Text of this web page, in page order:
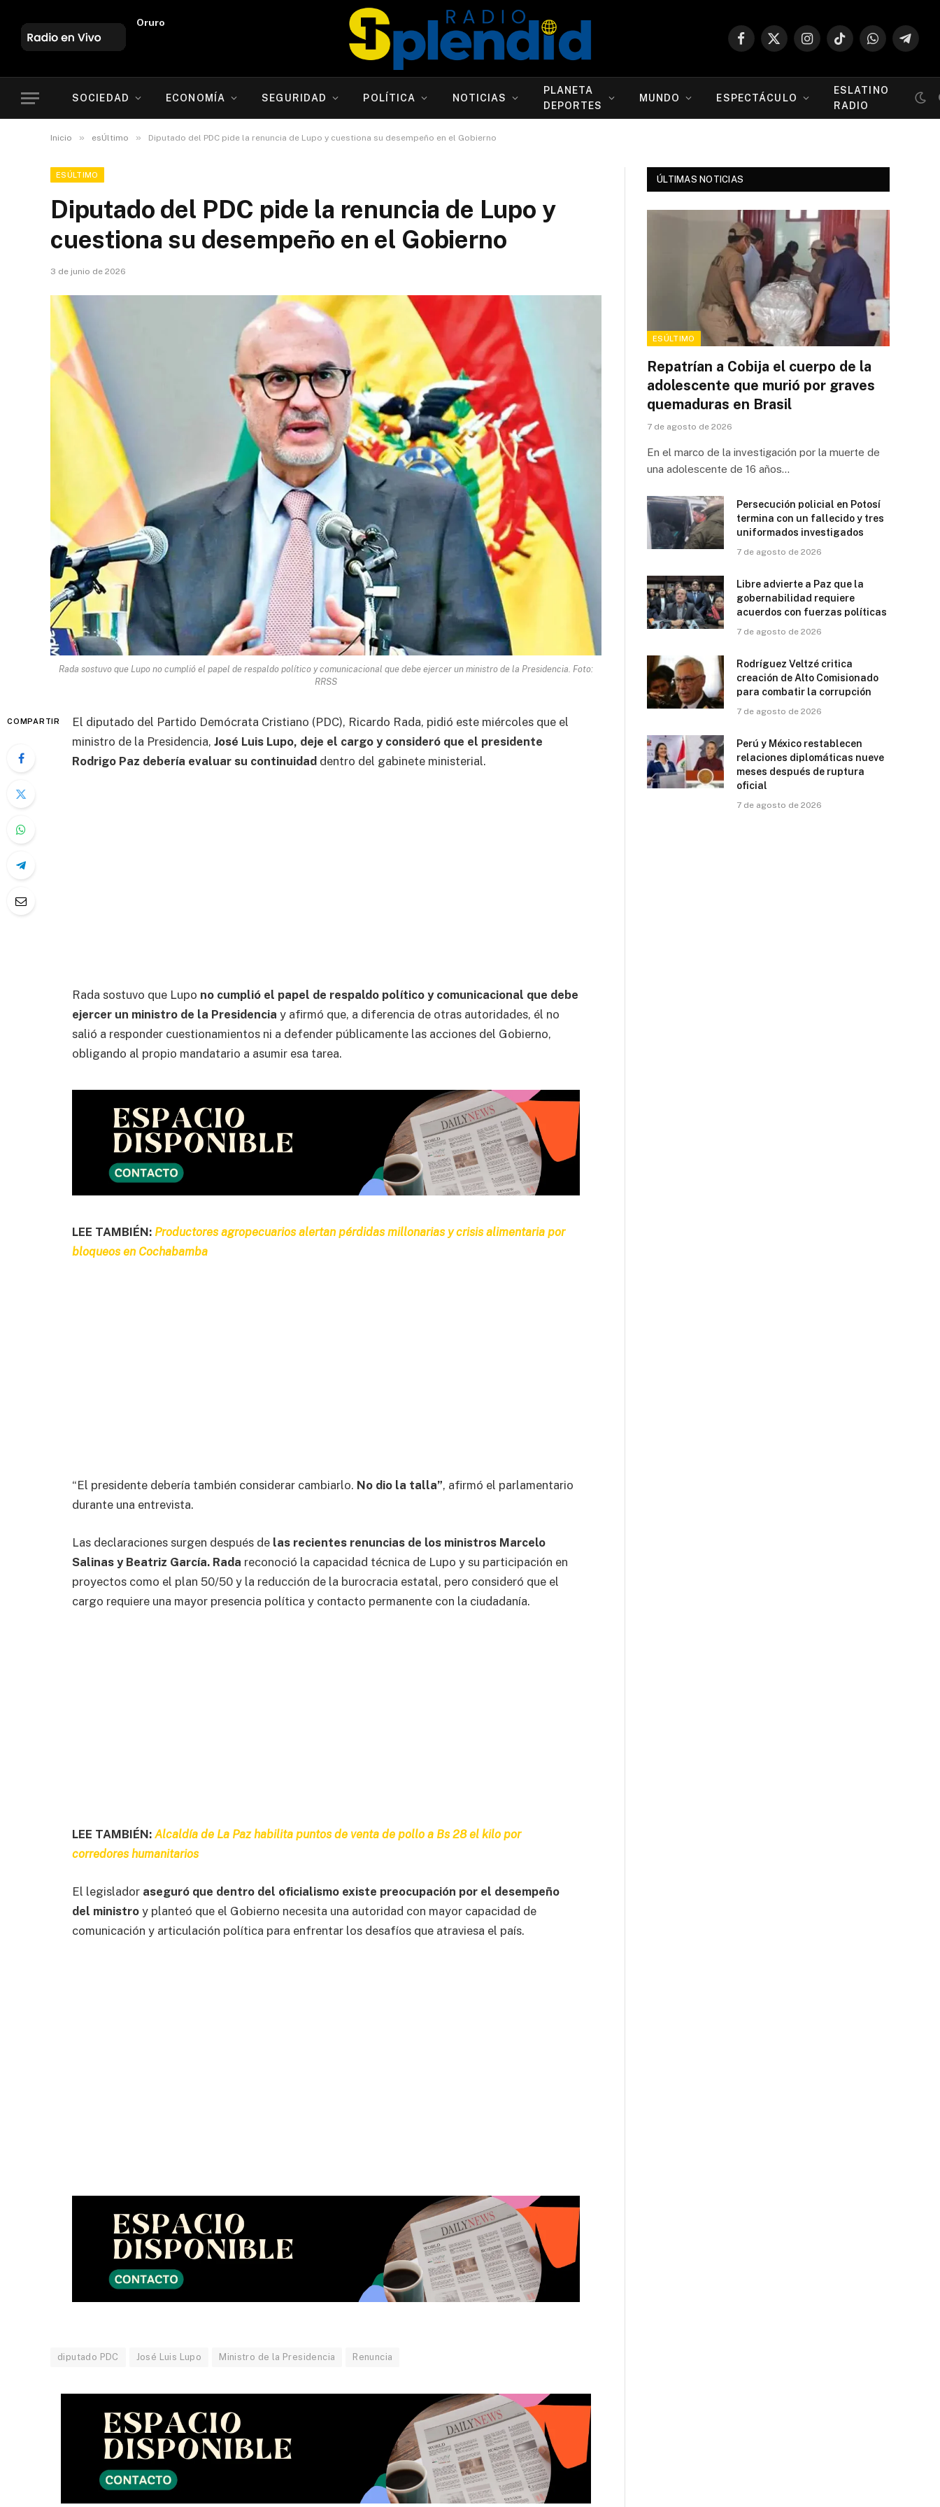
Oruro
Facebook
X
InstagramTikTokWhatsApp
SOCIEDAD ECONOMÍA SEGURIDAD POLÍTICA NOTICIAS
PLANETA
DEPORTES
MUNDO ESPECTÁCULO
ESLATINO
RADIO
Inicio » esÚltimo » Diputado del PDC pide la renuncia de Lupo y cuestiona su desempeño en el Gobierno
ESÚLTIMO
Diputado del PDC pide la renuncia de Lupo y
cuestiona su desempeño en el Gobierno
3 de junio de 2026
Rada sostuvo que Lupo no cumplió el papel de respaldo político y comunicacional que debe ejercer un ministro de la Presidencia. Foto:
RRSS
COMPARTIR
El diputado del Partido Demócrata Cristiano (PDC), Ricardo Rada, pidió este miércoles que el
ministro de la Presidencia, José Luis Lupo, deje el cargo y consideró que el presidente
Rodrigo Paz debería evaluar su continuidad dentro del gabinete ministerial.
Rada sostuvo que Lupo no cumplió el papel de respaldo político y comunicacional que debe
ejercer un ministro de la Presidencia y afirmó que, a diferencia de otras autoridades, él no
salió a responder cuestionamientos ni a defender públicamente las acciones del Gobierno,
obligando al propio mandatario a asumir esa tarea.
LEE TAMBIÉN: Productores agropecuarios alertan pérdidas millonarias y crisis alimentaria por
bloqueos en Cochabamba
“El presidente debería también considerar cambiarlo. No dio la talla”, afirmó el parlamentario
durante una entrevista.
Las declaraciones surgen después de las recientes renuncias de los ministros Marcelo
Salinas y Beatriz García. Rada reconoció la capacidad técnica de Lupo y su participación en
proyectos como el plan 50/50 y la reducción de la burocracia estatal, pero consideró que el
cargo requiere una mayor presencia política y contacto permanente con la ciudadanía.
LEE TAMBIÉN: Alcaldía de La Paz habilita puntos de venta de pollo a Bs 28 el kilo por
corredores humanitarios
El legislador aseguró que dentro del oficialismo existe preocupación por el desempeño
del ministro y planteó que el Gobierno necesita una autoridad con mayor capacidad de
comunicación y articulación política para enfrentar los desafíos que atraviesa el país.
diputado PDC José Luis Lupo Ministro de la Presidencia Renuncia
ÚLTIMAS NOTICIAS
ESÚLTIMO
Repatrían a Cobija el cuerpo de la
adolescente que murió por graves
quemaduras en Brasil
7 de agosto de 2026
En el marco de la investigación por la muerte de
una adolescente de 16 años…
Persecución policial en Potosí
termina con un fallecido y tres
uniformados investigados
7 de agosto de 2026
Libre advierte a Paz que la
gobernabilidad requiere
acuerdos con fuerzas políticas
7 de agosto de 2026
Rodríguez Veltzé critica
creación de Alto Comisionado
para combatir la corrupción
7 de agosto de 2026
Perú y México restablecen
relaciones diplomáticas nueve
meses después de ruptura
oficial
7 de agosto de 2026